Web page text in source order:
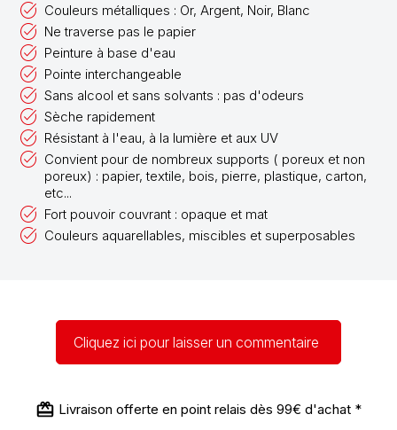
Couleurs métalliques : Or, Argent, Noir, Blanc
Ne traverse pas le papier
Peinture à base d'eau
Pointe interchangeable
Sans alcool et sans solvants : pas d'odeurs
Sèche rapidement
Résistant à l'eau, à la lumière et aux UV
Convient pour de nombreux supports ( poreux et non
poreux) : papier, textile, bois, pierre, plastique, carton,
etc...
Fort pouvoir couvrant : opaque et mat
Couleurs aquarellables, miscibles et superposables
Cliquez ici pour laisser un commentaire
Livraison offerte en point relais dès 99€ d'achat *